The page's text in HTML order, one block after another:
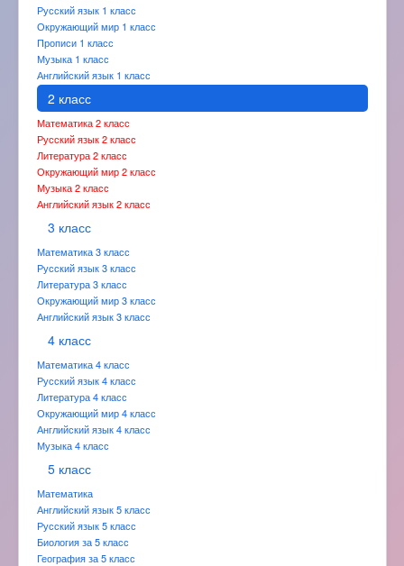
Русский язык 1 класс
Окружающий мир 1 класс
Прописи 1 класс
Музыка 1 класс
Английский язык 1 класс
2 класс
Математика 2 класс
Русский язык 2 класс
Литература 2 класс
Окружающий мир 2 класс
Музыка 2 класс
Английский язык 2 класс
3 класс
Математика 3 класс
Русский язык 3 класс
Литература 3 класс
Окружающий мир 3 класс
Английский язык 3 класс
4 класс
Математика 4 класс
Русский язык 4 класс
Литература 4 класс
Окружающий мир 4 класс
Английский язык 4 класс
Музыка 4 класс
5 класс
Математика
Английский язык 5 класс
Русский язык 5 класс
Биология за 5 класс
География за 5 класс